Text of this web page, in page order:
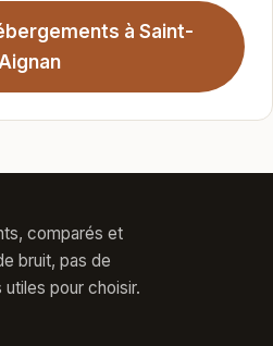
à Saint-
comparés et
bruit, pas de
pour choisir.